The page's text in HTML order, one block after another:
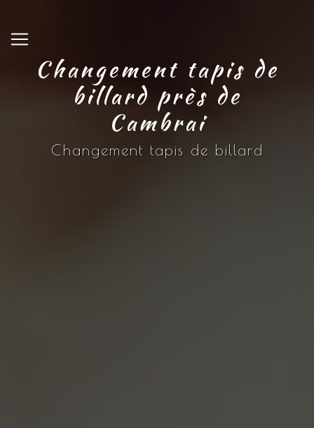
Changement tapis de
billard près de
Cambrai
Changement tapis de billard